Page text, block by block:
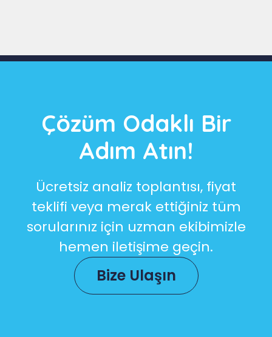
Çözüm Odaklı Bir
Adım Atın!
Ücretsiz analiz toplantısı, fiyat
teklifi veya merak ettiğiniz tüm
sorularınız için uzman ekibimizle
hemen iletişime geçin.
Bize Ulaşın